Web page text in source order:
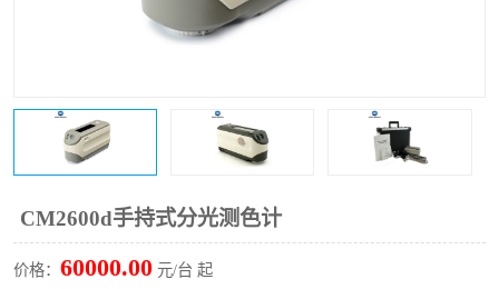
CM2600d手持式分光测色计
价格： 60000.00 元/台 起
区域测色仪
配色软件
印刷看样台
条码扫描仪维修